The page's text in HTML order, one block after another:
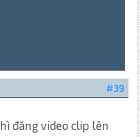
#39
đăng video clip lên